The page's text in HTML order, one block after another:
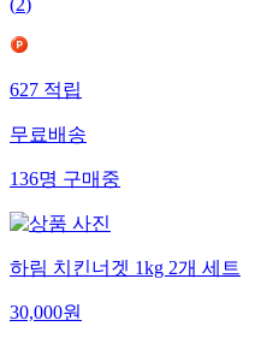
(2)
627적립
무료배송
136명구매중
하림 치킨너겟 1kg 2개 세트
30,000원